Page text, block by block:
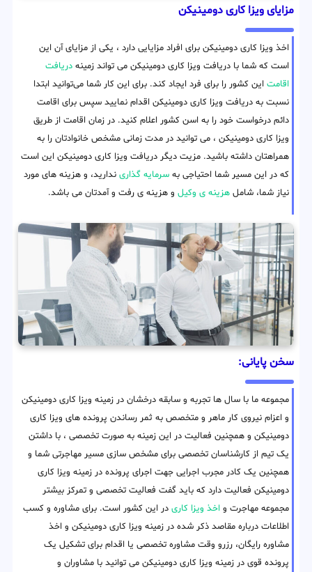
مزایای ویزا کاری دومینیکن
اخذ ویزا کاری دومینیکن برای افراد مزایایی دارد ، یکی از مزایای آن این
است که شما با دریافت ویزا کاری دومینیکن می تواند زمینه دریافت
اقامت این کشور را برای فرد ایجاد کند. برای این کار شما می‌توانید ابتدا
نسبت به دریافت ویزا کاری دومینیکن اقدام نمایید سپس برای اقامت
دائم درخواست خود را به اسن کشور اعلام کنید. در زمان اقامت از طریق
ویزا کاری دومینیکن ، می توانید در مدت زمانی مشخص خانوادتان را به
همراهتان داشته باشید. مزیت دیگر دریافت ویزا کاری دومینیکن این است
که در این مسیر شما احتیاجی به سرمایه گذاری ندارید، و هزینه های مورد
نیاز شما، شامل هزینه ی وکیل و هزینه ی رفت و آمدتان می باشد.
سخن پایانی:
مجموعه ما با سال ها تجربه و سابقه درخشان در زمینه ویزا کاری دومینیکن
و اعزام نیروی کار ماهر و متخصص به ثمر رساندن پرونده های ویزا کاری
دومینیکن و همچنین فعالیت در این زمینه به صورت تخصصی ، با داشتن
یک تیم از کارشناسان تخصصی برای مشخص سازی مسیر مهاجرتی شما و
همچنین یک کادر مجرب اجرایی جهت اجرای پرونده در زمینه ویزا کاری
دومینیکن فعالیت دارد که باید گفت فعالیت تخصصی و تمرکز بیشتر
مجموعه مهاجرت و اخذ ویزا کاری در این کشور است. برای مشاوره و کسب
اطلاعات درباره مقاصد ذکر شده در زمینه ویزا کاری دومینیکن و اخذ
مشاوره رایگان، رزرو وقت مشاوره تخصصی یا اقدام برای تشکیل یک
پرونده قوی در زمینه ویزا کاری دومینیکن می توانید با مشاوران و